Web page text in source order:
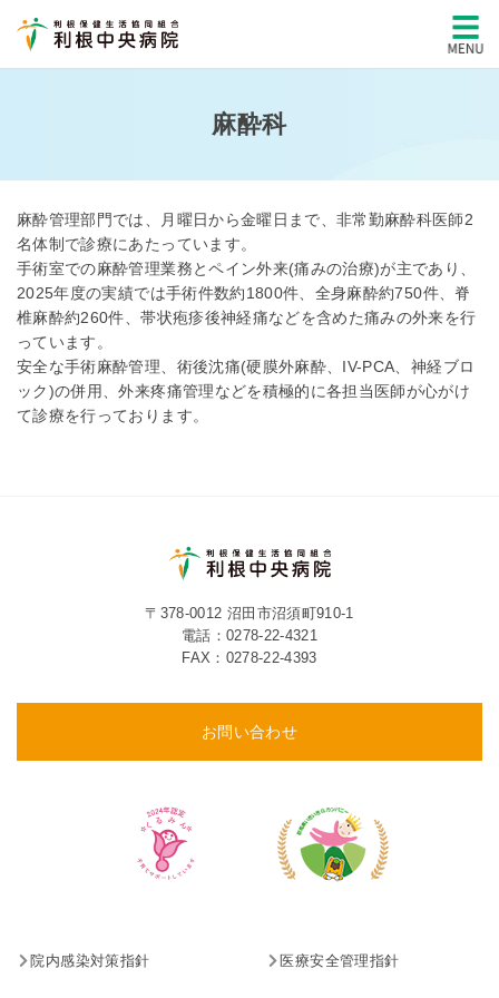
麻酔科
麻酔管理部門では、月曜日から金曜日まで、非常勤麻酔科医師2
名体制で診療にあたっています。
手術室での麻酔管理業務とペイン外来(痛みの治療)が主であり、
2025年度の実績では手術件数約1800件、全身麻酔約750件、脊
椎麻酔約260件、帯状疱疹後神経痛などを含めた痛みの外来を行
っています。
安全な手術麻酔管理、術後沈痛(硬膜外麻酔、IV-PCA、神経ブロ
ック)の併用、外来疼痛管理などを積極的に各担当医師が心がけ
て診療を行っております。
〒378-0012 沼田市沼須町910-1
電話： 0278-22-4321
FAX：0278-22-4393
お問い合わせ
院内感染対策指針 医療安全管理指針